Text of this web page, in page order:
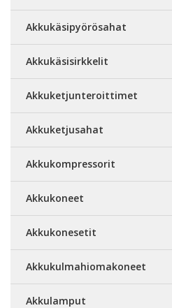
Akkukäsipyörösahat
Akkukäsisirkkelit
Akkuketjunteroittimet
Akkuketjusahat
Akkukompressorit
Akkukoneet
Akkukonesetit
Akkukulmahiomakoneet
Akkulamput